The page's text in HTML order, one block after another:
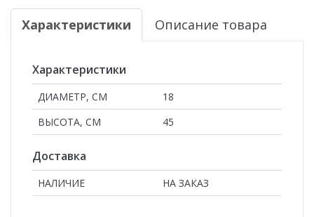
Характеристики Описание товара
Характеристики
ДИАМЕТР, СМ
18
ВЫСОТА, СМ
45
Доставка
НАЛИЧИЕ НА ЗАКАЗ